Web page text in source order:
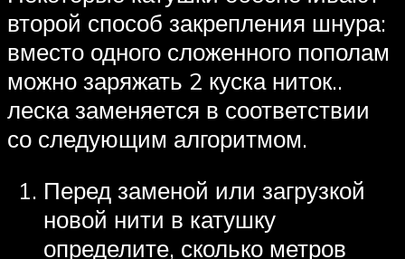
второй способ закрепления шнура:
вместо одного сложенного пополам
можно заряжать 2 куска ниток..
леска заменяется в соответствии
со следующим алгоритмом.
Перед заменой или загрузкой
новой нити в катушку
определите, сколько метров